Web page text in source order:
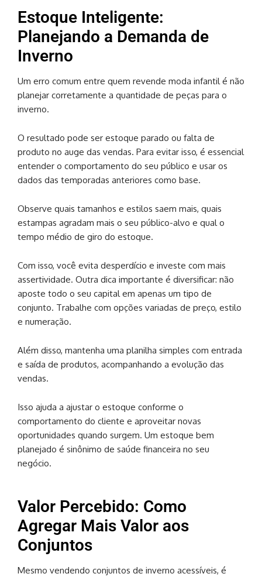
Estoque Inteligente:
Planejando a Demanda de
Inverno
Um erro comum entre quem revende moda infantil é não
planejar corretamente a quantidade de peças para o
inverno.
O resultado pode ser estoque parado ou falta de
produto no auge das vendas. Para evitar isso, é essencial
entender o comportamento do seu público e usar os
dados das temporadas anteriores como base.
Observe quais tamanhos e estilos saem mais, quais
estampas agradam mais o seu público-alvo e qual o
tempo médio de giro do estoque.
Com isso, você evita desperdício e investe com mais
assertividade. Outra dica importante é diversificar: não
aposte todo o seu capital em apenas um tipo de
conjunto. Trabalhe com opções variadas de preço, estilo
e numeração.
Além disso, mantenha uma planilha simples com entrada
e saída de produtos, acompanhando a evolução das
vendas.
Isso ajuda a ajustar o estoque conforme o
comportamento do cliente e aproveitar novas
oportunidades quando surgem. Um estoque bem
planejado é sinônimo de saúde financeira no seu
negócio.
Valor Percebido: Como
Agregar Mais Valor aos
Conjuntos
Mesmo vendendo conjuntos de inverno acessíveis, é